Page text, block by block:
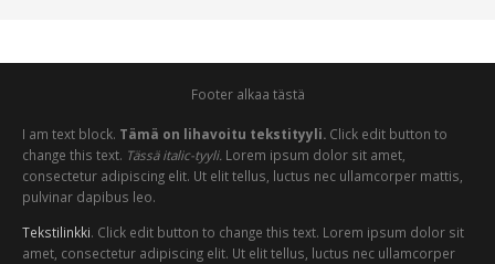
Footer alkaa tästä
I am text block. Tämä on lihavoitu tekstityyli.Click edit button to
change this text. Tässä italic-tyyli. Lorem ipsum dolor sit amet,
consectetur adipiscing elit. Ut elit tellus, luctus nec ullamcorper mattis,
pulvinar dapibus leo.
Tekstilinkki. Click edit button to change this text. Lorem ipsum dolor sit
amet, consectetur adipiscing elit. Ut elit tellus, luctus nec ullamcorper